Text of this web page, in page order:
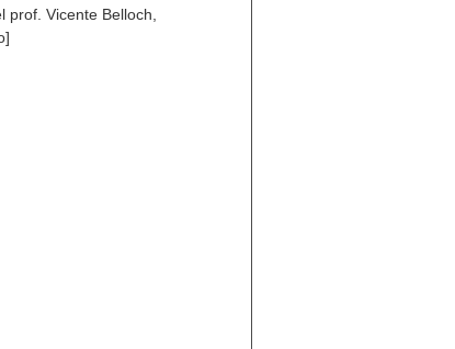
Vicente Belloch,